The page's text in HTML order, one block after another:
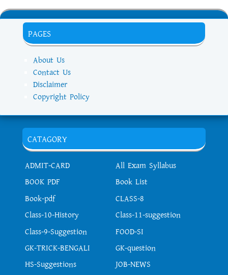
PAGES
About Us
Contact Us
Disclaimer
Copyright Policy
CATAGORY
ADMIT-CARD
All Exam Syllabus
BOOK PDF
Book List
Book-pdf
CLASS-8
Class-10-History
Class-11-suggestion
Class-9-Suggestion
FOOD-SI
GK-TRICK-BENGALI
GK-question
HS-Suggestions
JOB-NEWS